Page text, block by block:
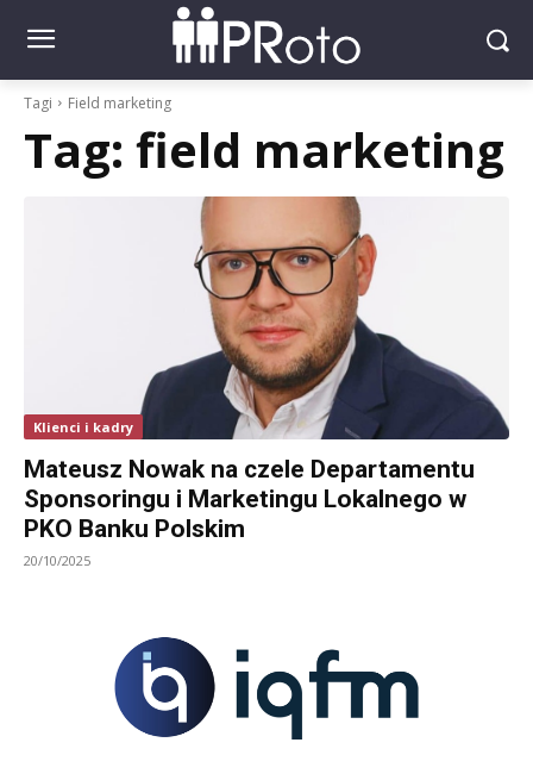
Tagi Field marketing
Tag: field marketing
Klienci i kadry
Mateusz Nowak na czele Departamentu
Sponsoringu i Marketingu Lokalnego w
PKO Banku Polskim
20/10/2025